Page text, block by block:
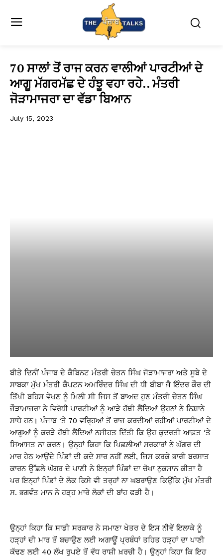
70 ਸਾਲਾਂ ਤੋਂ ਰਾਜ ਕਰਨ ਵਾਲੀਆਂ ਪਾਰਟੀਆਂ ਦੇ
ਆਗੂ ਮੱਗਰਮੱਛ ਦੇ ਹੰਝੂ ਵਹਾ ਰਹੇ.. ਮੰਤਰੀ
ਜੋੜਾਮਾਜਰਾ ਦਾ ਵੱਡਾ ਬਿਆਨ
July 15, 2023
ਬੀਤੇ ਦਿਨੀਂ ਪੰਜਾਬ ਦੇ ਕੈਬਿਨਟ ਮੰਤਰੀ ਚੇਤਨ ਸਿੰਘ ਜੋੜਾਮਾਜਰਾ ਅਤੇ ਸੂਬੇ ਦੇ
ਸਾਬਕਾ ਮੁੱਖ ਮੰਤਰੀ ਕੈਪਟਨ ਅਮਰਿੰਦਰ ਸਿੰਘ ਦੀ ਧੀ ਬੀਬਾ ਜੈ ਇੰਦਰ ਕੌਰ ਦੀ
ਤਿੱਖੀ ਬਹਿਸ ਵੇਖਣ ਨੂੰ ਮਿਲੀ ਸੀ ਜਿਸ ਤੋਂ ਬਾਅਦ ਹੁਣ ਮੰਤਰੀ ਚੇਤਨ ਸਿੰਘ
ਜੌੜਾਮਾਜਰਾ ਨੇ ਵਿਰੋਧੀ ਪਾਰਟੀਆਂ ਨੂੰ ਆੜੇ ਹੱਥੀ ਲੈਂਦਿਆਂ ਉਹਨਾਂ ਨੇ ਨਿਸ਼ਾਨੇ
ਸਾਧੇ ਹਨ। ਪੰਜਾਬ ‘ਤੇ 70 ਵਰ੍ਹਿਆਂ ਤੋਂ ਰਾਜ ਕਰਦੀਆਂ ਰਹੀਆਂ ਪਾਰਟੀਆਂ ਦੇ
ਆਗੂਆਂ ਨੂੰ ਕਰੜੇ ਹੱਥੀ ਲੈਂਦਿਆਂ ਨਸੀਹਤ ਦਿੱਤੀ ਕਿ ਉਹ ਕੁਦਰਤੀ ਆਫ਼ਤ ‘ਤੇ
ਸਿਆਸਤ ਨਾ ਕਰਨ। ਉਨ੍ਹਾਂ ਕਿਹਾ ਕਿ ਪਿਛਲੀਆਂ ਸਰਕਾਰਾਂ ਨੇ ਘੱਗਰ ਦੀ
ਮਾਰ ਹੇਠ ਆਉਂਦੇ ਪਿੰਡਾਂ ਦੀ ਕਦੇ ਸਾਰ ਨਹੀਂ ਲਈ, ਜਿਸ ਕਰਕੇ ਭਾਰੀ ਬਰਸਾਤ
ਕਾਰਨ ਉੱਛਲੇ ਘੱਗਰ ਦੇ ਪਾਣੀ ਨੇ ਇਨ੍ਹਾਂ ਪਿੰਡਾਂ ਦਾ ਚੋਖਾ ਨੁਕਸਾਨ ਕੀਤਾ ਹੈ
ਪਰ ਇਨ੍ਹਾਂ ਪਿੰਡਾਂ ਦੇ ਲੋਕ ਕਿਸੇ ਵੀ ਤਰ੍ਹਾਂ ਨਾ ਘਬਰਾਉਣ ਕਿਉਂਕਿ ਮੁੱਖ ਮੰਤਰੀ
ਸ. ਭਗਵੰਤ ਮਾਨ ਨੇ ਹੜ੍ਹ ਮਾਰੇ ਲੋਕਾਂ ਦੀ ਬਾਂਹ ਫੜੀ ਹੈ।
ਉਨ੍ਹਾਂ ਕਿਹਾ ਕਿ ਸਾਡੀ ਸਰਕਾਰ ਨੇ ਸਮਾਣਾ ਖੇਤਰ ਦੇ ਇਸ ਨੀਵੇਂ ਇਲਾਕੇ ਨੂੰ
ਹੜ੍ਹਾਂ ਦੀ ਮਾਰ ਤੋਂ ਬਚਾਉਣ ਲਈ ਅਗਾਊਂ ਪ੍ਰਬੰਧਾਂ ਤਹਿਤ ਹੜ੍ਹਾਂ ਦਾ ਪਾਣੀ
ਕੱਢਣ ਲਈ 40 ਲੱਖ ਰੁਪਏ ਤੋਂ ਵੱਧ ਰਾਸ਼ੀ ਖ਼ਰਚੀ ਹੈ। ਉਨ੍ਹਾਂ ਕਿਹਾ ਕਿ ਇਹ